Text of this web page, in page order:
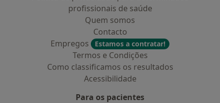
profissionais de saúde
Quem somos
Contacto
Empregos
Estamos a contratar!
Termos e Condições
Como classificamos os resultados
Acessibilidade
Para os pacientes